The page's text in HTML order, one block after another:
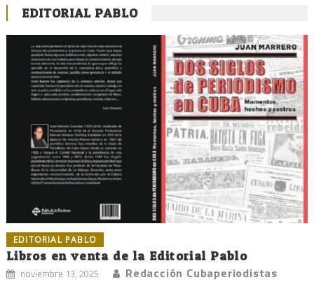
EDITORIAL PABLO
EDITORIAL PABLO
Libros en venta de la Editorial Pablo
noviembre 13, 2025 Redacción Cubaperiodistas